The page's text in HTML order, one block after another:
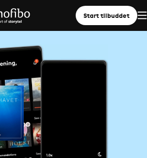
Start tilbuddet